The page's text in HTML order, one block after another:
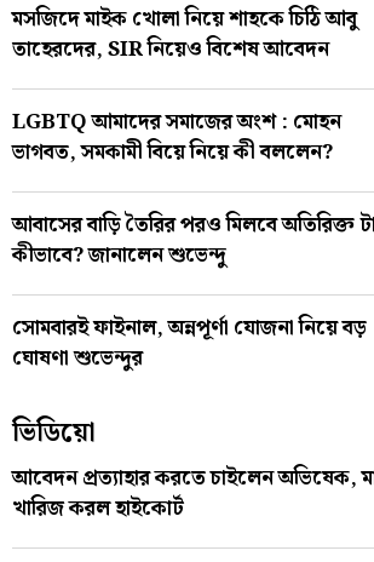
মসজিদে মাইক খোলা নিয়ে শাহকে চিঠি আবু
তাহেরদের, SIR নিয়েও বিশেষ আবেদন
LGBTQ আমাদের সমাজের অংশ : মোহন
ভাগবত, সমকামী বিয়ে নিয়ে কী বললেন?
আবাসের বাড়ি তৈরির পরও মিলবে অতিরিক্ত
কীভাবে? জানালেন শুভেন্দু
সোমবারই ফাইনাল, অন্নপূর্ণা যোজনা নিয়ে বড়
ঘোষণা শুভেন্দুর
ভিডিয়ো
আবেদন প্রত্যাহার করতে চাইলেন অভিষেক,
খারিজ করল হাইকোর্ট